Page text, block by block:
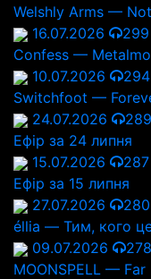
Welshly Arms —
16.07.2026
299
Confess —
10.07.2026
294
Switchfoot —
24.07.2026
289
Ефір за 24 липня
15.07.2026
287
Ефір за 15 липня
27.07.2026
280
éllia — Тим, кого
09.07.2026
278
MOONSPELL —